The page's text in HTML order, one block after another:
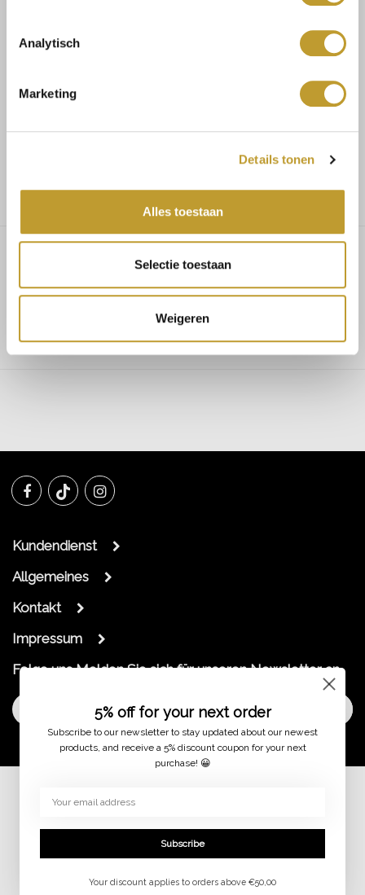
Analytisch
Marketing
Details tonen
Alles toestaan
Selectie toestaan
Weigeren
Taytum sandal camel
Kundendienst
Allgemeines
Kontakt
Impressum
Folge uns Melden Sie sich für unseren Newsletter an
Melde dich an
5% off for your next order
Subscribe to our newsletter to stay updated about our newest
products, and receive a 5% discount coupon for your next
purchase! 😀
Subscribe
Your discount applies to orders above €50,00